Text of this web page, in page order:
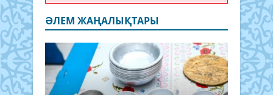
ӘЛЕМ ЖАҢАЛЫҚТАРЫ